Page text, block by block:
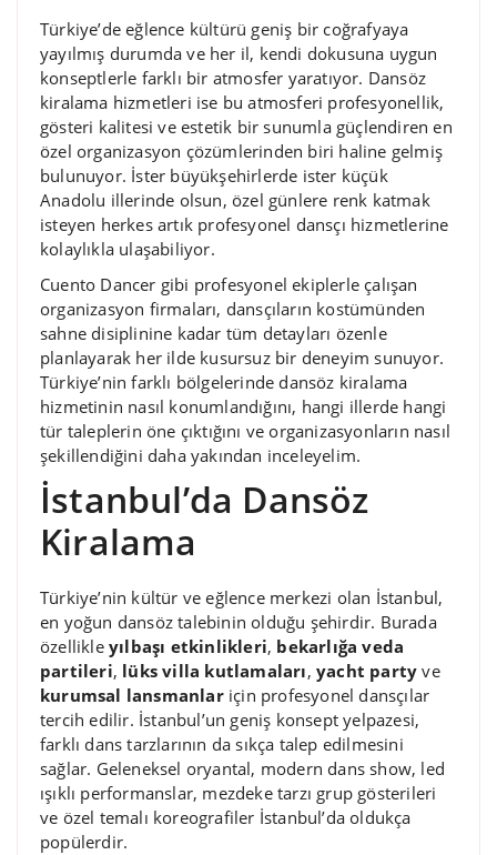
Türkiye’de eğlence kültürü geniş bir coğrafyaya
yayılmış durumda ve her il, kendi dokusuna uygun
konseptlerle farklı bir atmosfer yaratıyor. Dansöz
kiralama hizmetleri ise bu atmosferi profesyonellik,
gösteri kalitesi ve estetik bir sunumla güçlendiren en
özel organizasyon çözümlerinden biri haline gelmiş
bulunuyor. İster büyükşehirlerde ister küçük
Anadolu illerinde olsun, özel günlere renk katmak
isteyen herkes artık profesyonel dansçı hizmetlerine
kolaylıkla ulaşabiliyor.
Cuento Dancer gibi profesyonel ekiplerle çalışan
organizasyon firmaları, dansçıların kostümünden
sahne disiplinine kadar tüm detayları özenle
planlayarak her ilde kusursuz bir deneyim sunuyor.
Türkiye’nin farklı bölgelerinde dansöz kiralama
hizmetinin nasıl konumlandığını, hangi illerde hangi
tür taleplerin öne çıktığını ve organizasyonların nasıl
şekillendiğini daha yakından inceleyelim.
İstanbul’da Dansöz
Kiralama
Türkiye’nin kültür ve eğlence merkezi olan İstanbul,
en yoğun dansöz talebinin olduğu şehirdir. Burada
özellikleyılbaşı etkinlikleri, bekarlığa veda
partileri, lüks villa kutlamaları,yacht party ve
kurumsal lansmanlariçin profesyonel dansçılar
tercih edilir. İstanbul’un geniş konsept yelpazesi,
farklı dans tarzlarının da sıkça talep edilmesini
sağlar. Geleneksel oryantal, modern dans show, led
ışıklı performanslar, mezdeke tarzı grup gösterileri
ve özel temalı koreografiler İstanbul’da oldukça
popülerdir.